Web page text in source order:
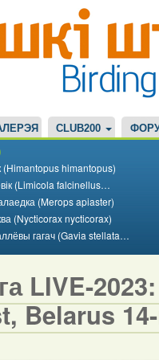
CLUB200
(Himantopus himantopus)
(Limicola falcinellus…
(Merops apiaster)
(Nycticorax nycticorax)
гагач (Gavia stellata…
LIVE-
Belarus